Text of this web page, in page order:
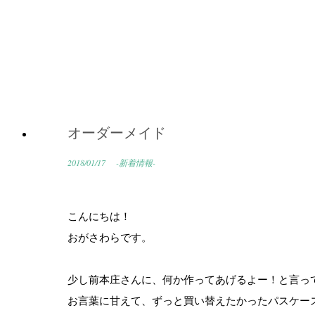
オーダーメイド
2018/01/17 -新着情報-
こんにちは！
おがさわらです。
少し前本庄さんに、何か作ってあげるよー！と言っ
お言葉に甘えて、ずっと買い替えたかったパスケー